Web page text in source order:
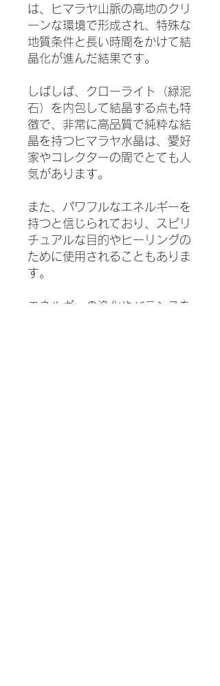
は、ヒマラヤ山脈の高地のクリ
ーンな環境で形成され、特殊な
地質条件と長い時間をかけて結
晶化が進んだ結果です。
しばしば、クローライト（緑泥
石）を内包して結晶する点も特
徴で、非常に高品質で純粋な結
晶を持つヒマラヤ水晶は、愛好
家やコレクターの間でとても人
気があります。
また、パワフルなエネルギーを
持つと信じられており、スピリ
チュアルな目的やヒーリングの
ために使用されることもありま
す。
エネルギーの浄化やバランスを